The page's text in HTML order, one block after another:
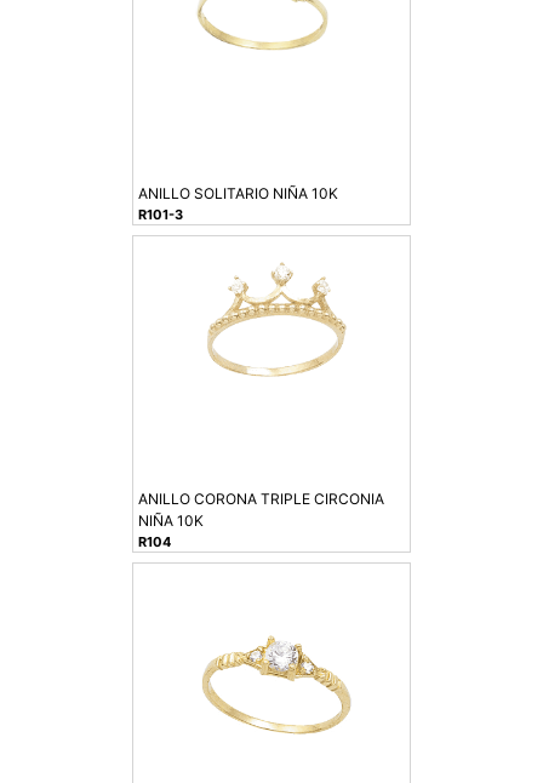
ANILLO SOLITARIO NIÑA 10K
R101-3
ANILLO CORONA TRIPLE CIRCONIA
NIÑA 10K
R104